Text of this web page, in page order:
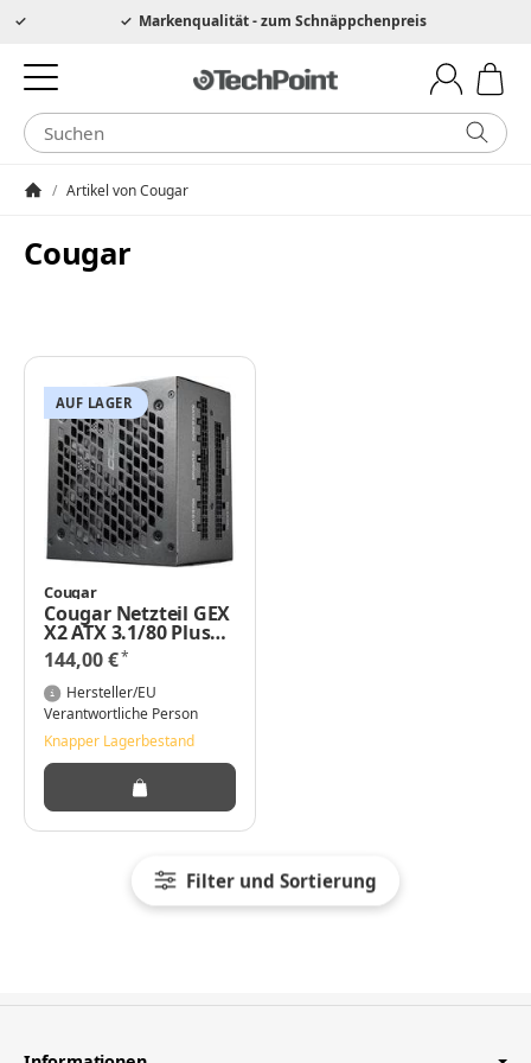
Hotline 0049 6205 3079975
Markenqualität - zum Schnäppchenpreis
/ Artikel von Cougar
Cougar
Filter und Sortierung
AUF LAGER
Cougar
Cougar Netzteil GEX
X2 ATX 3.1/80 Plus
Gold Modular -
PC-/Server Netzteil -
ATX
144,00 €*
Hersteller/EU
Verantwortliche Person
Knapper Lagerbestand